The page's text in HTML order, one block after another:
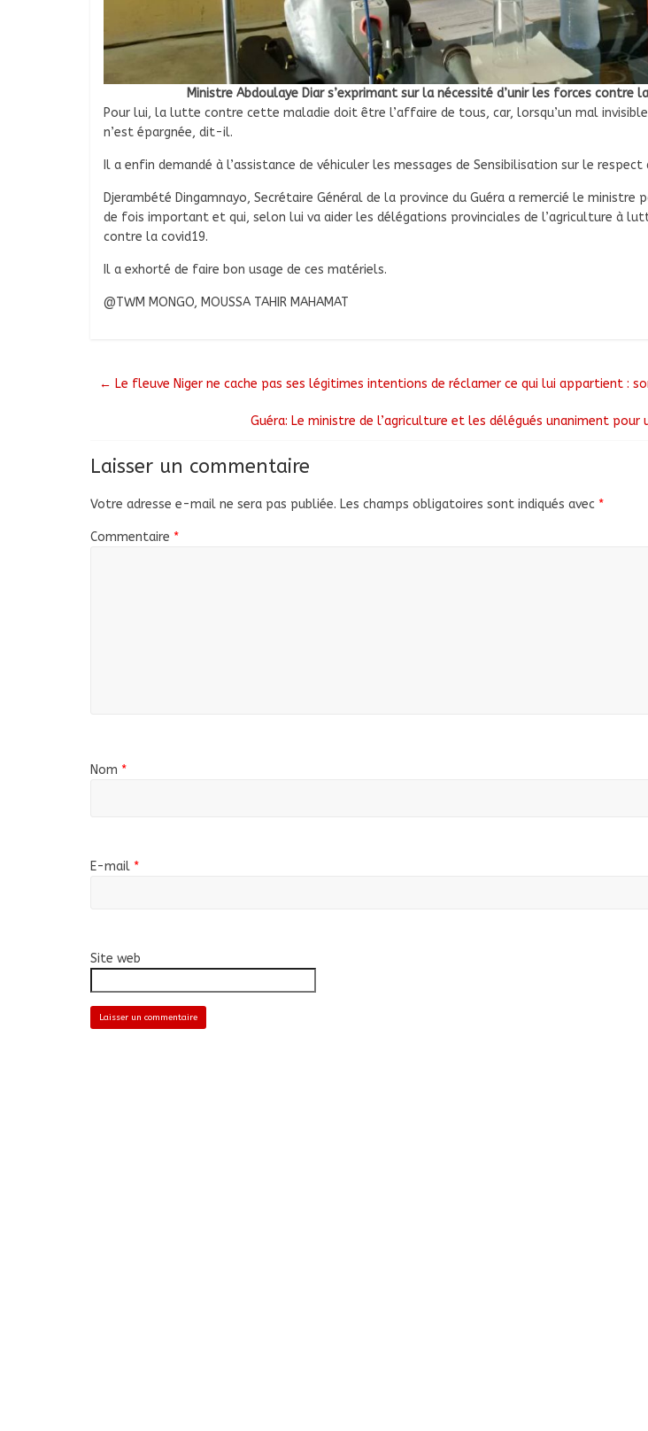
Ministre Abdoulaye Diar s’exprimant sur la nécessité d’unir les forces contre la
Pour lui, la lutte contre cette maladie doit être l’affaire de tous, car, lorsqu’un mal
n’est épargnée, dit-il.
Il a enfin demandé à l’assistance de véhiculer les messages de Sensibilisation sur le respect
Djerambété Dingamnayo, Secrétaire Général de la province du Guéra a remercié le ministre
de fois important et qui, selon lui va aider les délégations provinciales de l’agriculture à
contre la covid19.
Il a exhorté de faire bon usage de ces matériels.
@TWM MONGO, MOUSSA TAHIR MAHAMAT
← Le fleuve Niger ne cache pas ses légitimes intentions de réclamer ce qui lui appartient :
Guéra: Le ministre de l’agriculture et les délégués unaniment pour
Laisser un commentaire
Votre adresse e-mail ne sera pas publiée. Les champs obligatoires sont indiqués avec *
Commentaire *
Nom *
E-mail *
Site web